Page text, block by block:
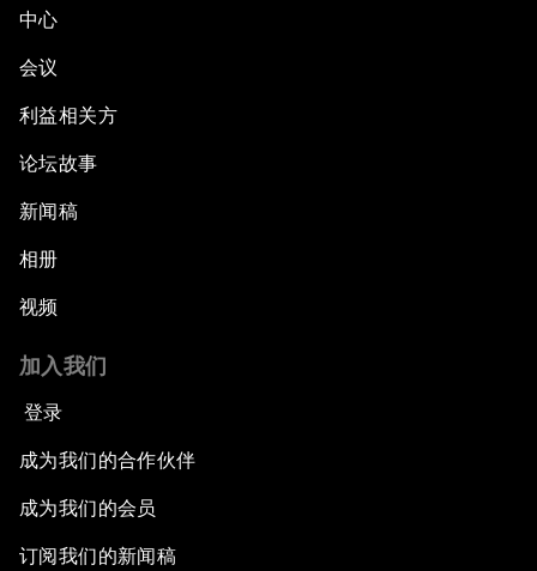
中心
会议
利益相关方
论坛故事
新闻稿
相册
视频
加入我们
登录
成为我们的合作伙伴
成为我们的会员
订阅我们的新闻稿